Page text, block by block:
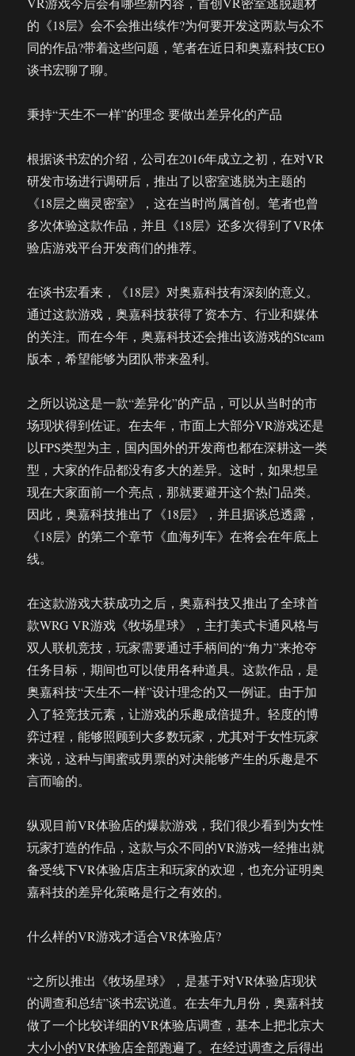
的《18层》会不会推出续作?为何要开发这两款与众不
同的作品?带着这些问题，笔者在近日和奥嘉科技CEO
谈书宏聊了聊。
秉持“天生不一样”的理念 要做出差异化的产品
根据谈书宏的介绍，公司在2016年成立之初，在对VR
研发市场进行调研后，推出了以密室逃脱为主题的
《18层之幽灵密室》，这在当时尚属首创。笔者也曾
多次体验这款作品，并且《18层》还多次得到了VR体
验店游戏平台开发商们的推荐。
在谈书宏看来，《18层》对奥嘉科技有深刻的意义。
通过这款游戏，奥嘉科技获得了资本方、行业和媒体
的关注。而在今年，奥嘉科技还会推出该游戏的Steam
版本，希望能够为团队带来盈利。
之所以说这是一款“差异化”的产品，可以从当时的市
场现状得到佐证。在去年，市面上大部分VR游戏还是
以FPS类型为主，国内国外的开发商也都在深耕这一类
型，大家的作品都没有多大的差异。这时，如果想呈
现在大家面前一个亮点，那就要避开这个热门品类。
因此，奥嘉科技推出了《18层》，并且据谈总透露，
《18层》的第二个章节《血海列车》在将会在年底上
线。
在这款游戏大获成功之后，奥嘉科技又推出了全球首
款WRG VR游戏《牧场星球》，主打美式卡通风格与
双人联机竞技，玩家需要通过手柄间的“角力”来抢夺
任务目标，期间也可以使用各种道具。这款作品，是
奥嘉科技“天生不一样”设计理念的又一例证。由于加
入了轻竞技元素，让游戏的乐趣成倍提升。轻度的博
弈过程，能够照顾到大多数玩家，尤其对于女性玩家
来说，这种与闺蜜或男票的对决能够产生的乐趣是不
言而喻的。
纵观目前VR体验店的爆款游戏，我们很少看到为女性
玩家打造的作品，这款与众不同的VR游戏一经推出就
备受线下VR体验店店主和玩家的欢迎，也充分证明奥
嘉科技的差异化策略是行之有效的。
什么样的VR游戏才适合VR体验店?
“之所以推出《牧场星球》，是基于对VR体验店现状
的调查和总结”谈书宏说道。在去年九月份，奥嘉科技
做了一个比较详细的VR体验店调查，基本上把北京大
大小小的VR体验店全部跑遍了。在经过调查之后得出